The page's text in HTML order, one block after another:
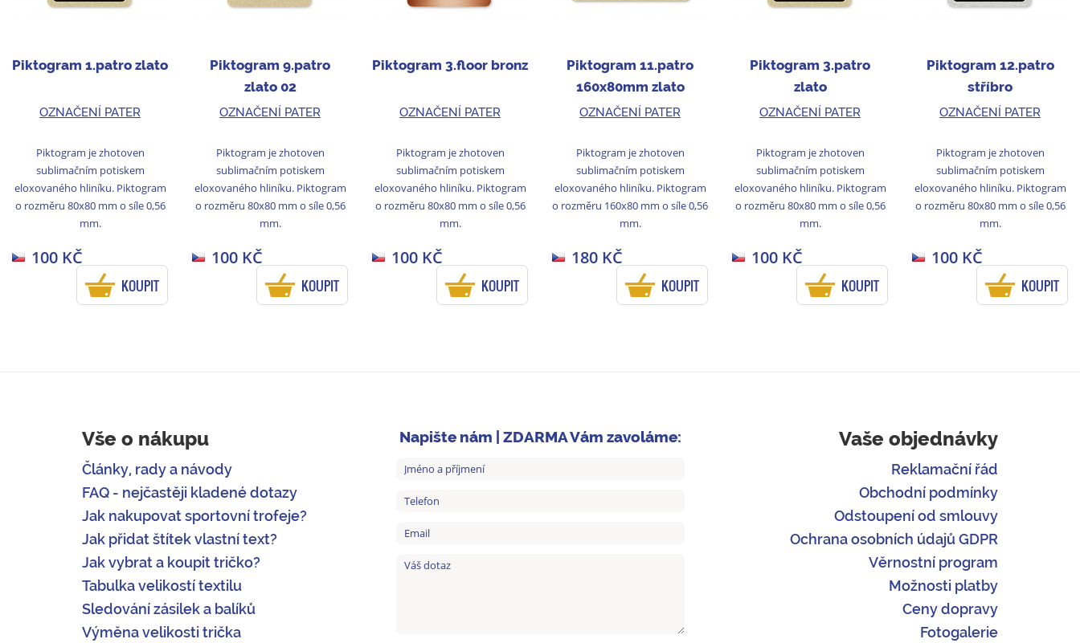
Piktogram 1.patro zlato
OZNAČENÍ PATER
Piktogram je zhotoven
sublimačním potiskem
eloxovaného hliníku. Piktogram
o rozměru 80x80 mm o síle 0,56
mm.
100 KČ
KOUPIT
Piktogram 9.patro
zlato 02
OZNAČENÍ PATER
Piktogram je zhotoven
sublimačním potiskem
eloxovaného hliníku. Piktogram
o rozměru 80x80 mm o síle 0,56
mm.
100 KČ
KOUPIT
Piktogram 3.floor bronz
OZNAČENÍ PATER
Piktogram je zhotoven
sublimačním potiskem
eloxovaného hliníku. Piktogram
o rozměru 80x80 mm o síle 0,56
mm.
100 KČ
KOUPIT
Piktogram 11.patro
160x80mm zlato
OZNAČENÍ PATER
Piktogram je zhotoven
sublimačním potiskem
eloxovaného hliníku. Piktogram
o rozměru 160x80 mm o síle 0,56
mm.
180 KČ
KOUPIT
Piktogram 3.patro
zlato
OZNAČENÍ PATER
Piktogram je zhotoven
sublimačním potiskem
eloxovaného hliníku. Piktogram
o rozměru 80x80 mm o síle 0,56
mm.
100 KČ
KOUPIT
Piktogram 12.patro
stříbro
OZNAČENÍ PATER
Piktogram je zhotoven
sublimačním potiskem
eloxovaného hliníku. Piktogram
o rozměru 80x80 mm o síle 0,56
mm.
100 KČ
KOUPIT
Vše o nákupu
Články, rady a návody
FAQ - nejčastěji kladené dotazy
Jak nakupovat sportovní trofeje?
Jak přidat štítek vlastní text?
Jak vybrat a koupit tričko?
Tabulka velikostí textilu
Sledování zásilek a balíků
Výměna velikosti trička
Napište nám | ZDARMA Vám zavoláme: Vaše objednávky
Reklamační řád
Obchodní podmínky
Odstoupení od smlouvy
Ochrana osobních údajů GDPR
Věrnostní program
Možnosti platby
Ceny dopravy
Fotogalerie